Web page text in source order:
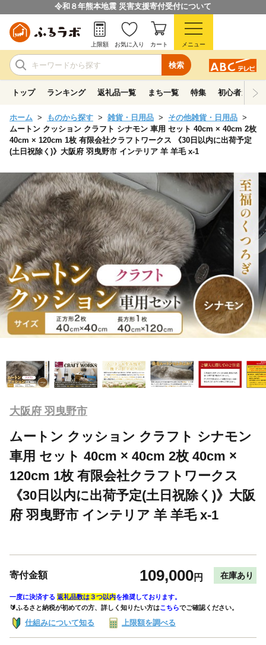
令和８年熊本地震 災害支援寄付受付について
検索
上限額 お気に入り カート メニュー
トップ ランキング 返礼品一覧 まち一覧 特集 初心者ガイド
ホーム ものから探す 雑貨・日用品
その他雑貨・日用品
ムートン クッション クラフト シナモン 車用 セット 40cm × 40cm 2枚
40cm × 120cm 1枚 有限会社クラフトワークス 《30日以内に出荷予定
(土日祝除く)》大阪府 羽曳野市 インテリア 羊 羊毛 x-1
大阪府 羽曳野市
ムートン クッション クラフト シナモン
車用 セット 40cm × 40cm 2枚 40cm ×
120cm 1枚 有限会社クラフトワークス
《30日以内に出荷予定(土日祝除く)》大阪
府 羽曳野市 インテリア 羊 羊毛 x-1
寄付金額 109,000円 在庫あり
一度に決済する 返礼品数は３つ以内を推奨しております。
🔰ふるさと納税が初めての方、詳しく知りたい方はこちらでご確認ください。
仕組みについて知る 上限額を調べる